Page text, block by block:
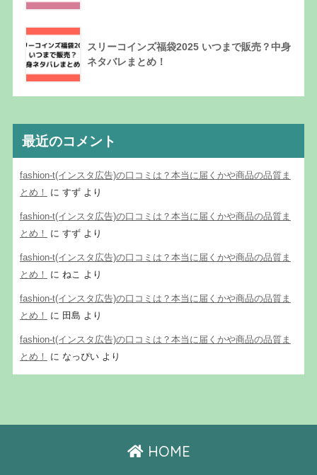
スリーコインズ福袋2025 いつまで販売？中身
ネタバレまとめ！
最近のコメント
fashion-t(インスタ広告)の口コミは？本当に届くかや商品の品質ま
とめ！
に すずより
fashion-t(インスタ広告)の口コミは？本当に届くかや商品の品質ま
とめ！
に すずより
fashion-t(インスタ広告)の口コミは？本当に届くかや商品の品質ま
とめ！
に ねこ より
fashion-t(インスタ広告)の口コミは？本当に届くかや商品の品質ま
とめ！
に 田島 より
fashion-t(インスタ広告)の口コミは？本当に届くかや商品の品質ま
とめ！
に なっぴいより
HOME